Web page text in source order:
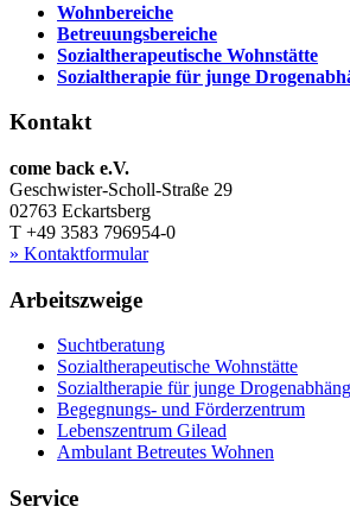
Wohnbereiche
Betreuungsbereiche
Sozialtherapeutische Wohnstätte
Sozialtherapie für junge
Kontakt
come back e.V.
Geschwister-Scholl-Straße 29
02763 Eckartsberg
T +49 3583 796954-0
» Kontaktformular
Arbeitszweige
Suchtberatung
Sozialtherapeutische Wohnstätte
Sozialtherapie für junge
Begegnungs- und Förderzentrum
Lebenszentrum Gilead
Ambulant Betreutes Wohnen
Service